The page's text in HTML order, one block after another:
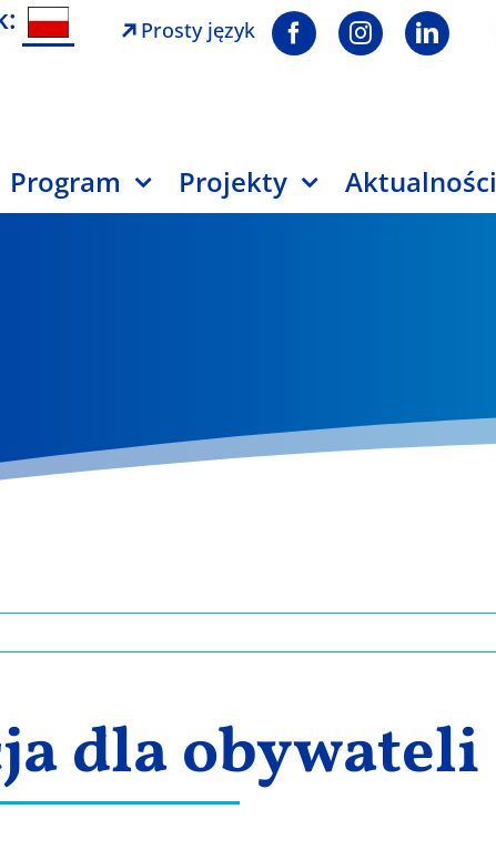
Prosty język
Program Projekty Aktualności
dla obywateli